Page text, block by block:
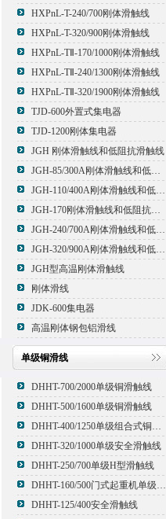
HXPnL-T-240/700刚体滑触线
HXPnL-T-320/900刚体滑触线
HXPnL-TⅡ-170/1000刚体滑触线
HXPnL-TⅡ-240/1300刚体滑触线
HXPnL-TⅡ-320/1900刚体滑触线
TJD-600外置式集电器
TJD-1200刚体集电器
JGH 刚体滑触线和低阻抗滑触线
JGH-85/300A刚体滑触线和低阻抗滑触线
JGH-110/400A刚体滑触线和低阻抗滑触线
JGH-170刚体滑触线和低阻抗滑触线
JGH-240/700A刚体滑触线和低阻抗滑触线
JGH-320/900A刚体滑触线和低阻抗滑触线
JGH型高温刚体滑触线
刚体滑线
JDK-600集电器
高温刚体钢包铝滑线
单级铜滑线
DHHT-700/2000单级铜滑触线
DHHT-500/1600单级铜滑触线
DHHT-400/1250单级组合式铜滑线,滑触线
DHHT-320/1000单级安全滑触线
DHHT-250/700单级H型滑触线
DHHT-160/500门式起重机单级组合式滑触线
DHHT-125/400安全滑触线